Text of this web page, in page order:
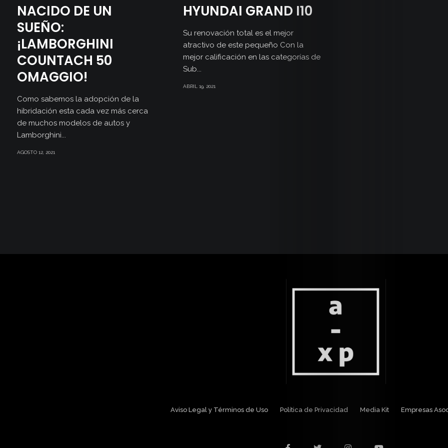
NACIDO DE UN
SUEÑO:
¡LAMBORGHINI
COUNTACH 50
OMAGGIO!
Como sabemos la adopción de la
hibridación esta cada vez más cerca
de muchos modelos de autos y
Lamborghini...
AGOSTO 12, 2021
HYUNDAI GRAND I10
Su renovación total es el mejor
atractivo de este pequeño Con la
mejor calificación en las categorías de
Sub...
ABRIL 19, 2021
Aviso Legal y Términos de Uso Política de Privacidad Media Kit Empresas